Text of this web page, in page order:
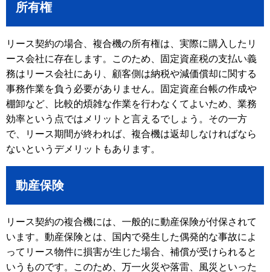
所有権
リース契約の場合、複合機の所有権は、実際に購入したリ
ース会社に存在します。このため、固定資産税の支払い義
務はリース会社にあり、顧客側は納税や減価償却に関する
事務作業を負う必要がありません。固定資産台帳の作成や
棚卸など、比較的煩雑な作業を行わなくてよいため、業務
効率という点ではメリットと言えるでしょう。その一方
で、リース期間が終われば、複合機は返却しなければなら
ないというデメリットもあります。
動産保険
リース契約の複合機には、一般的に動産保険が付保されて
います。動産保険とは、国内で発生した偶発的な事故によ
ってリース物件に損害が生じた場合、補償が受けられると
いうものです。このため、万一火災や落雷、風災といった